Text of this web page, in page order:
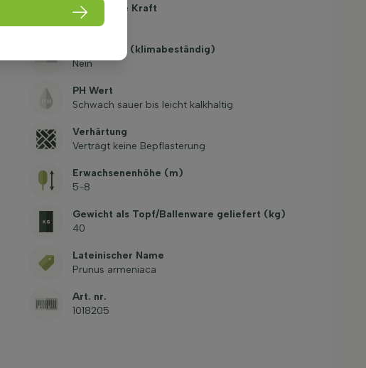
Wachsende Kraft
Mäßig
Klimabaum (klimabeständig)
Nein
PH Wert
Schwach sauer bis leicht kalkhaltig
Verhärtung
Verträgt keine Bepflasterung
Erwachsenenhöhe (m)
5-8
Gewicht als Topf/Ballenware geliefert (kg)
40
Lateinischer Name
Prunus armeniaca
Art. nr.
1018205